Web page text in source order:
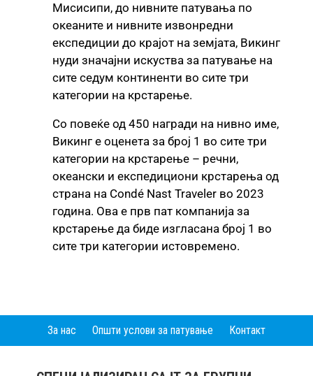
Мисисипи, до нивните патувања по
океаните и нивните извонредни
експедиции до крајот на земјата, Викинг
нуди значајни искуства за патување на
сите седум континенти во сите три
категории на крстарење.
Со повеќе од 450 награди на нивно име,
Викинг е оценета за број 1 во сите три
категории на крстарење – речни,
океански и експедициони крстарења од
страна на Condé Nast Traveler во 2023
година. Ова е прв пат компанија за
крстарење да биде изгласана број 1 во
сите три категории истовременo.
За нас Општи услови за патување Контакт